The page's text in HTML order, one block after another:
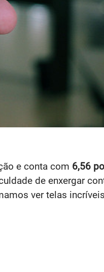
e conta com 6,56
de enxergar
ver telas